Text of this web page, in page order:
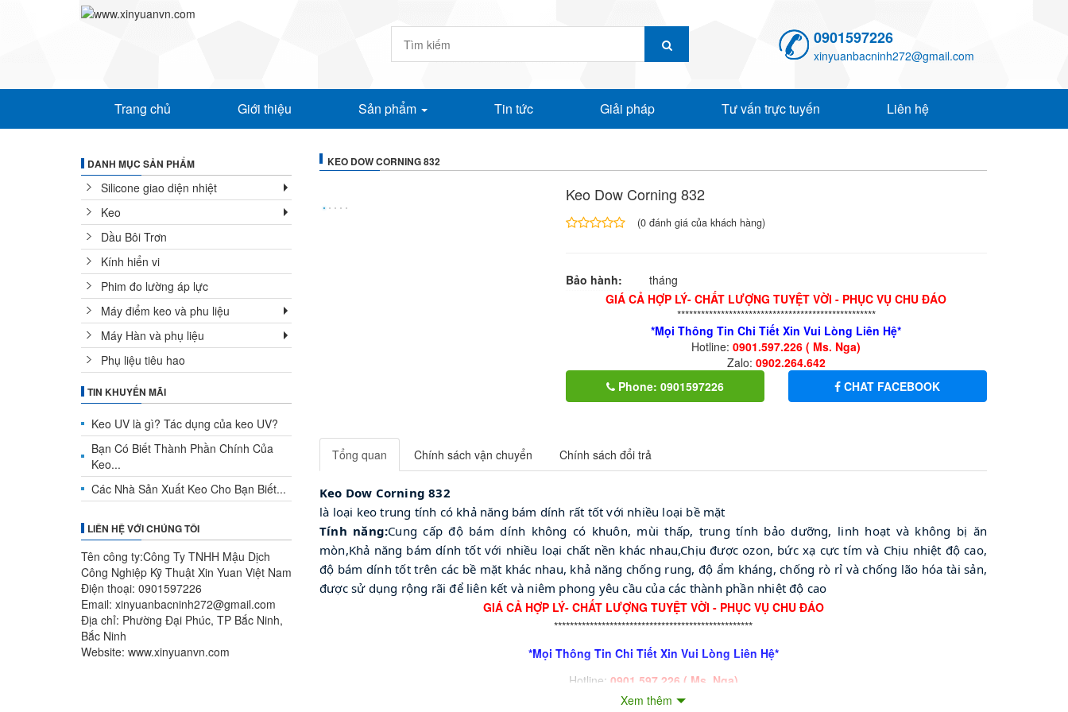
0901597226
xinyuanbacninh272@gmail.com
Trang chủ Giới thiệu Sản phẩm Tin tức Giải pháp Tư vấn trực tuyến Liên hệ
DANH MỤC SẢN PHẨM
Silicone giao diện nhiệt
Keo
Dầu Bôi Trơn
Kính hiển vi
Phim đo lường áp lực
Máy điểm keo và phu liệu
Máy Hàn và phụ liệu
Phụ liệu tiêu hao
TIN KHUYẾN MÃI
Keo UV là gì? Tác dụng của keo UV?
Bạn Có Biết Thành Phần Chính Của
Keo...
Các Nhà Sản Xuất Keo Cho Bạn Biết...
LIÊN HỆ VỚI CHÚNG TÔI
Tên công ty:Công Ty TNHH Mậu Dịch
Công Nghiệp Kỹ Thuật Xin Yuan Việt Nam
Điện thoại: 0901597226
Email: xinyuanbacninh272@gmail.com
Địa chỉ: Phường Đại Phúc, TP Bắc Ninh,
Bắc Ninh
Website: www.xinyuanvn.com
KEO DOW CORNING 832
Keo Dow Corning 832
dựa
(0 đánh giá của khách hàng)
Bảo hành:
tháng
GIÁ CẢ HỢP LÝ- CHẤT LƯỢNG TUYỆT VỜI - PHỤC VỤ CHU ĐÁO
**************************************************
*Mọi Thông Tin Chi Tiết Xin Vui Lòng Liên Hệ*
Hotline:0901.597.226 ( Ms. Nga)
Zalo: 0902.264.642
Phone: 0901597226
CHAT FACEBOOK
Tổng quan Chính sách vận chuyển Chính sách đổi trả
Keo Dow Corning 832
là loại keo trung tính có khả năng bám dính rất tốt với nhiều loại bề mặt
Tính năng:Cung cấp độ bám dính không có khuôn, mùi thấp, trung tính bảo dưỡng, linh hoạt và không bị ăn
mòn,Khả năng bám dính tốt với nhiều loại chất nền khác nhau,Chịu được ozon, bức xạ cực tím và Chịu nhiệt độ cao,
độ bám dính tốt trên các bề mặt khác nhau, khả năng chống rung, độ ẩm kháng, chống rò rỉ và chống lão hóa tài sản,
được sử dụng rộng rãi để liên kết và niêm phong yêu cầu của các thành phần nhiệt độ cao
GIÁ CẢ HỢP LÝ- CHẤT LƯỢNG TUYỆT VỜI - PHỤC VỤ CHU ĐÁO
**************************************************
*Mọi Thông Tin Chi Tiết Xin Vui Lòng Liên Hệ*
Hotline: 0901.597.226 ( Ms. Nga)
Zalo:0902.264.642
Xem thêm